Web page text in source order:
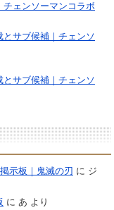
チェンソーマンコラボ
とサブ候補｜チェンソ
とサブ候補｜チェンソ
示板｜鬼滅の刃 に ジ
に あ より